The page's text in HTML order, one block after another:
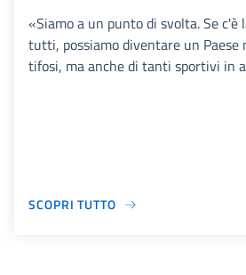
«Siamo a un punto di svolta. Se c'è
tutti, possiamo diventare un Paese
tifosi, ma anche di tanti sportivi in
SCOPRI TUTTO